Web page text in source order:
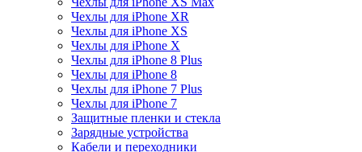
Чехлы для iPhone XR
Чехлы для iPhone XS
Чехлы для iPhone X
Чехлы для iPhone 8 Plus
Чехлы для iPhone 8
Чехлы для iPhone 7 Plus
Чехлы для iPhone 7
Защитные пленки и стекла
Зарядные устройства
Кабели и переходники